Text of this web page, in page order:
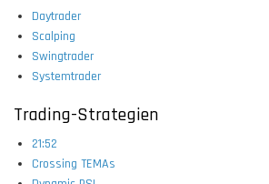
Daytrader
Scalping
Swingtrader
Systemtrader
Trading-Strategien
21:52
Crossing TEMAs